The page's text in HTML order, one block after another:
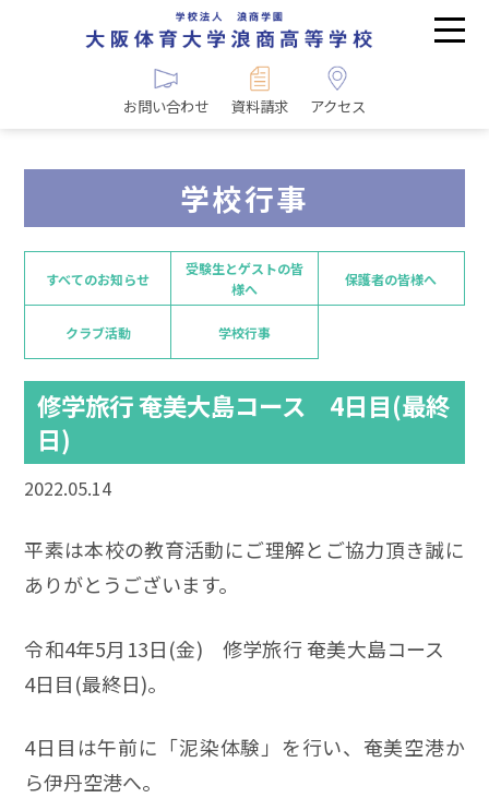
お問い合わせ 資料請求 アクセス
学校行事
すべてのお知らせ
受験生とゲストの皆
様へ
保護者の皆様へ
クラブ活動 学校行事
修学旅行 奄美大島コース 4日目(最終
日)
2022.05.14
平素は本校の教育活動にご理解とご協力頂き誠に
ありがとうございます。
令和4年5月13日(金) 修学旅行 奄美大島コース
4日目(最終日)。
4日目は午前に「泥染体験」を行い、奄美空港か
ら伊丹空港へ。